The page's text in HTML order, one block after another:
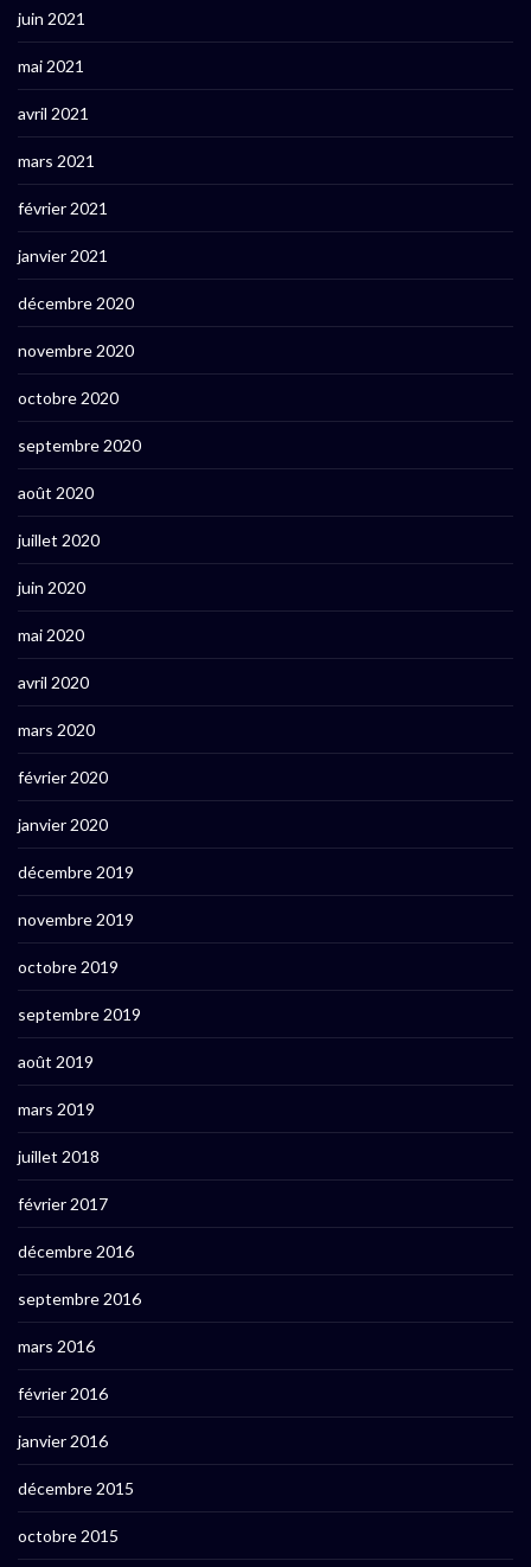
juin 2021
mai 2021
avril 2021
mars 2021
février 2021
janvier 2021
décembre 2020
novembre 2020
octobre 2020
septembre 2020
août 2020
juillet 2020
juin 2020
mai 2020
avril 2020
mars 2020
février 2020
janvier 2020
décembre 2019
novembre 2019
octobre 2019
septembre 2019
août 2019
mars 2019
juillet 2018
février 2017
décembre 2016
septembre 2016
mars 2016
février 2016
janvier 2016
décembre 2015
octobre 2015